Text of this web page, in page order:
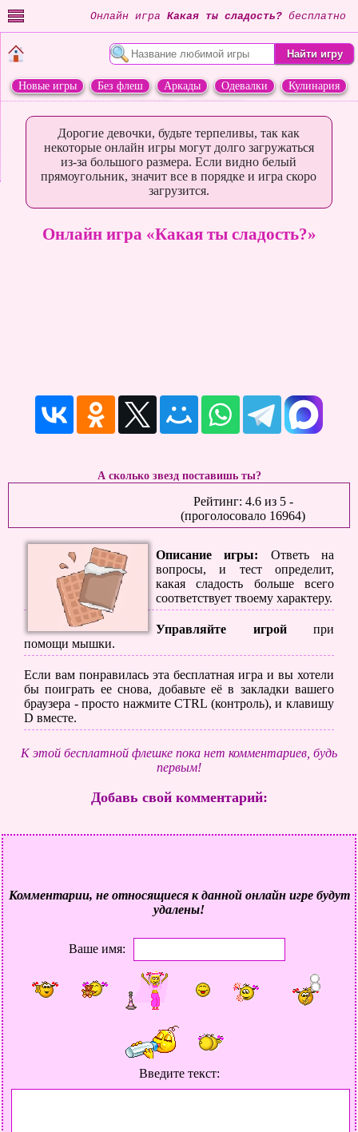
Онлайн игра Какая ты сладость? бесплатно
Новые игры Без флеш Аркады Одевалки
Кулинария
Дорогие девочки, будьте терпеливы, так как
некоторые онлайн игры могут долго загружаться
из-за большого размера. Если видно белый
прямоугольник, значит все в порядке и игра скоро
загрузится.
Онлайн игра «Какая ты сладость?»
А сколько звезд поставишь ты?
Рейтинг: 4.6из 5-
(проголосовало 16964)
Описание игры: Ответь на
вопросы, и тест определит,
какая сладость больше всего
соответствует твоему характеру.
Управляйте игройпри
помощи мышки.
Если вам понравилась эта бесплатная игра и вы хотели
бы поиграть ее снова, добавьте её в закладки вашего
браузера - просто нажмите CTRL (контроль), и клавишу
D вместе.
К этой бесплатной флешке пока нет комментариев, будь
первым!
Добавь свой комментарий:
Комментарии, не относящиеся к данной онлайн игре будут
удалены!
Ваше имя:
Введите текст: